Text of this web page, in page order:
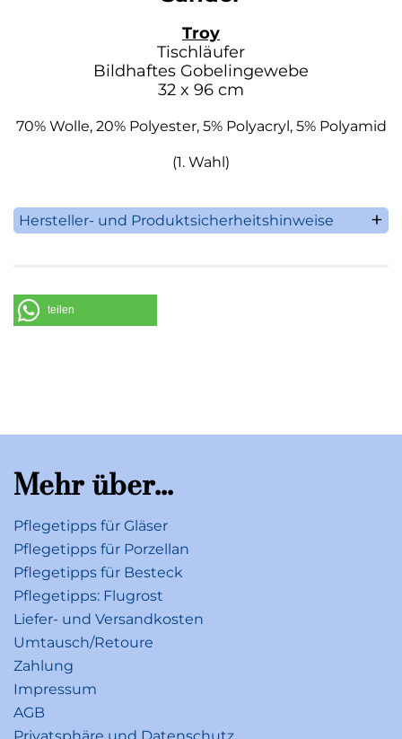
Troy
Tischläufer
Bildhaftes Gobelingewebe
32 x 96 cm
70% Wolle, 20% Polyester, 5% Polyacryl, 5% Polyamid
(1. Wahl)
Hersteller- und Produktsicherheitshinweise
Fax +49 (0 21 32) 9 96 96-66
teilen
Mehr über...
Pflegetipps für Gläser
Pflegetipps für Porzellan
Pflegetipps für Besteck
Pflegetipps: Flugrost
Liefer- und Versandkosten
Umtausch/Retoure
Zahlung
Impressum
AGB